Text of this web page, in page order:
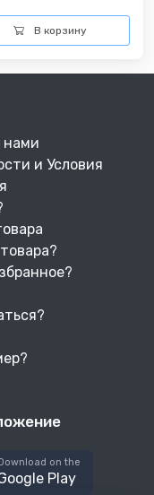
В корзину
нами
и Условия
on the
Play